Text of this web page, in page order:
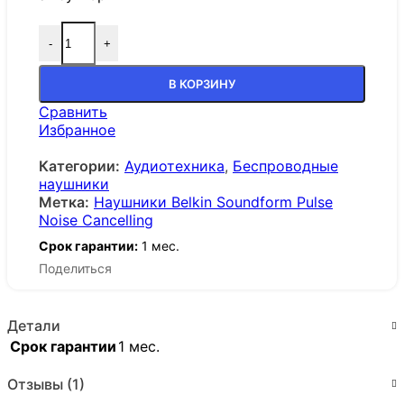
- +
В КОРЗИНУ
Сравнить
Избранное
Категории: Аудиотехника, Беспроводные
наушники
Метка: Наушники Belkin Soundform Pulse
Noise Cancelling
Срок гарантии: 1 мес.
Поделиться
Детали
Срок гарантии 1 мес.
Отзывы (1)